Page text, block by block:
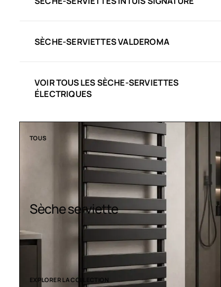
SÈCHE-SERVIETTES VALDEROMA
VOIR TOUS LES SÈCHE-SERVIETTES
ÉLECTRIQUES
TOUS
Design colorés
EXPLORER LA COLLECTION